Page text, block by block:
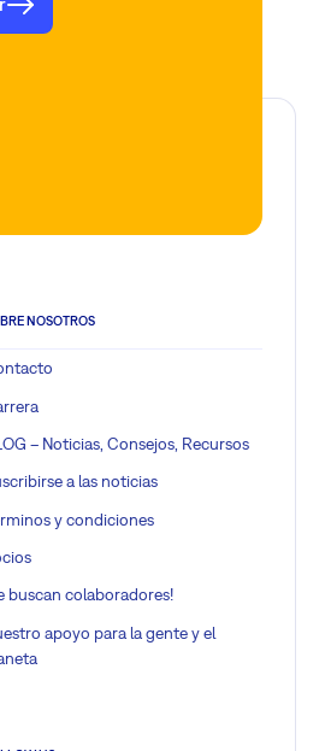
NOSOTROS
– Noticias, Consejos, Recursos
a las noticias
y condiciones
buscan colaboradores!
apoyo para la gente y el